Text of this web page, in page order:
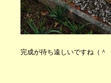
完成が待ち遠しいですね（＾